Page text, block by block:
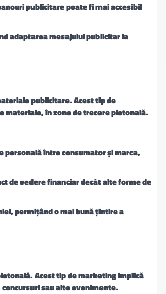
publicitare poate fi mai accesibil
adaptarea mesajului publicitar la
publicitare. Acest tip de
în zone de trecere pietonală.
între consumator și marca,
de vedere financiar decât alte forme de
permițând o mai bună țintire a
Acest tip de marketing implică
sau alte evenimente.